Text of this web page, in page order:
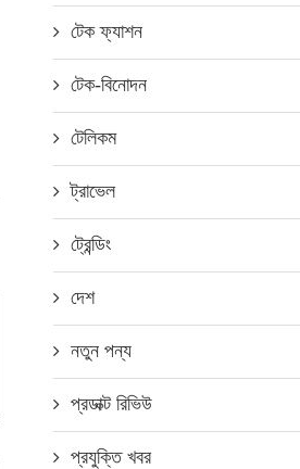
বাংলাদেশি শিক্ষার্থীদের স্বাগত জানালো
বেইজিং হুয়াওয়ে
টেক ফ্যাশন
টেক-বিনোদন
টেলিকম
ট্রাভেল
ট্রেন্ডিং
দেশ
নতুন পন্য
প্রডাক্ট রিভিউ
প্রযুক্তি খবর